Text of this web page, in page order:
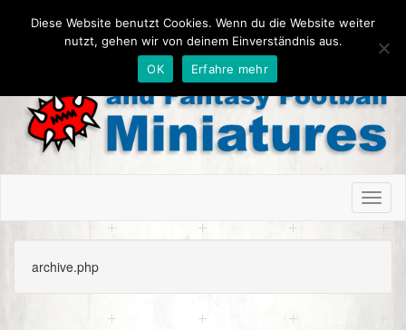
archive.php
Diese Website benutzt Cookies. Wenn du die Website weiter
nutzt, gehen wir von deinem Einverständnis aus.
OK
Erfahre mehr